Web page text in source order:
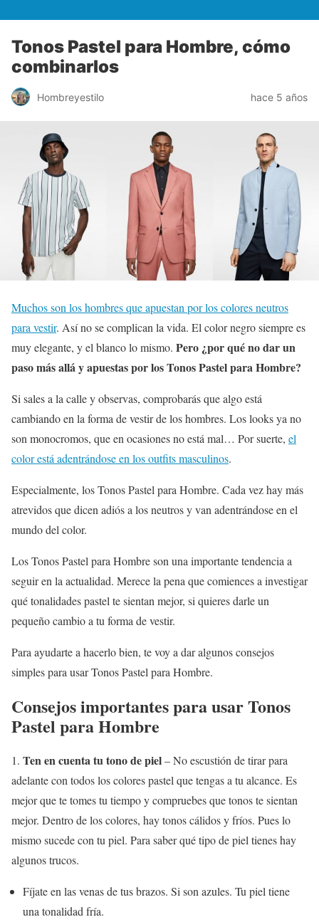
Tonos Pastel para Hombre, cómo
combinarlos
Hombreyestilo hace 5 años
Muchos son los hombres que apuestan por los colores neutros
para vestir. Así no se complican la vida. El color negro siempre es
muy elegante, y el blanco lo mismo. Pero ¿por qué no dar un
paso más allá y apuestas por los Tonos Pastel para Hombre?
Si sales a la calle y observas, comprobarás que algo está
cambiando en la forma de vestir de los hombres. Los looks ya no
son monocromos, que en ocasiones no está mal… Por suerte, el
color está adentrándose en los outfits masculinos.
Especialmente, los Tonos Pastel para Hombre. Cada vez hay más
atrevidos que dicen adiós a los neutros y van adentrándose en el
mundo del color.
Los Tonos Pastel para Hombre son una importante tendencia a
seguir en la actualidad. Merece la pena que comiences a investigar
qué tonalidades pastel te sientan mejor, si quieres darle un
pequeño cambio a tu forma de vestir.
Para ayudarte a hacerlo bien, te voy a dar algunos consejos
simples para usar Tonos Pastel para Hombre.
Consejos importantes para usar Tonos
Pastel para Hombre
1. Ten en cuenta tu tono de piel– No escustión de tirar para
adelante con todos los colores pastel que tengas a tu alcance. Es
mejor que te tomes tu tiempo y compruebes que tonos te sientan
mejor. Dentro de los colores, hay tonos cálidos y fríos. Pues lo
mismo sucede con tu piel. Para saber qué tipo de piel tienes hay
algunos trucos.
Fíjate en las venas de tus brazos. Si son azules. Tu piel tiene
una tonalidad fría.